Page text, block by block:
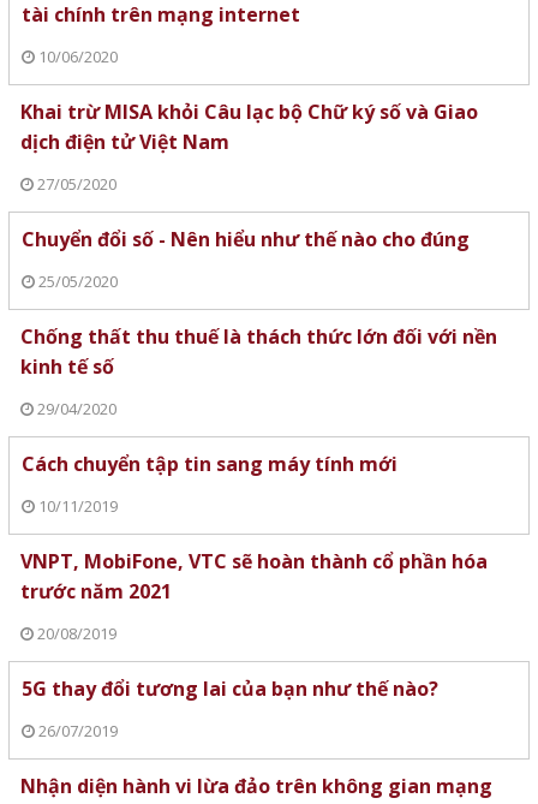
tài chính trên mạng internet
10/06/2020
Khai trừ MISA khỏi Câu lạc bộ Chữ ký số và Giao
dịch điện tử Việt Nam
27/05/2020
Chuyển đổi số - Nên hiểu như thế nào cho đúng
25/05/2020
Chống thất thu thuế là thách thức lớn đối với nền
kinh tế số
29/04/2020
Cách chuyển tập tin sang máy tính mới
10/11/2019
VNPT, MobiFone, VTC sẽ hoàn thành cổ phần hóa
trước năm 2021
20/08/2019
5G thay đổi tương lai của bạn như thế nào?
26/07/2019
Nhận diện hành vi lừa đảo trên không gian mạng